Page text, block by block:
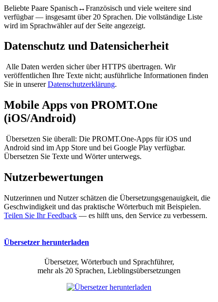
Beliebte Paare Spanisch↔Französisch und viele weitere sind
verfügbar — insgesamt über 20 Sprachen. Die vollständige Liste
wird im Sprachwähler auf der Seite angezeigt.
Datenschutz und Datensicherheit
Alle Daten werden sicher über HTTPS übertragen. Wir
veröffentlichen Ihre Texte nicht; ausführliche Informationen finden
Sie in unsererDatenschutzerklärung.
Mobile Apps von PROMT.One
(iOS/Android)
Übersetzen Sie überall: Die PROMT.One-Apps für iOS und
Android sind im App Store und bei Google Play verfügbar.
Übersetzen Sie Texte und Wörter unterwegs.
Nutzerbewertungen
Nutzerinnen und Nutzer schätzen die Übersetzungsgenauigkeit, die
Geschwindigkeit und das praktische Wörterbuch mit Beispielen.
Teilen Sie Ihr Feedback — es hilft uns, den Service zu verbessern.
Übersetzer herunterladen
Übersetzer, Wörterbuch und Sprachführer,
mehr als 20 Sprachen, Lieblingsübersetzungen